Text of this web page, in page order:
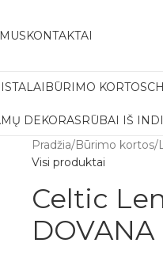
KONTAKTAI
BŪRIMO KORTOS
DEKORASRŪBAI IŠ
Pradžia/Būrimo kortos/
Visi produktai
Celtic
DOVANA